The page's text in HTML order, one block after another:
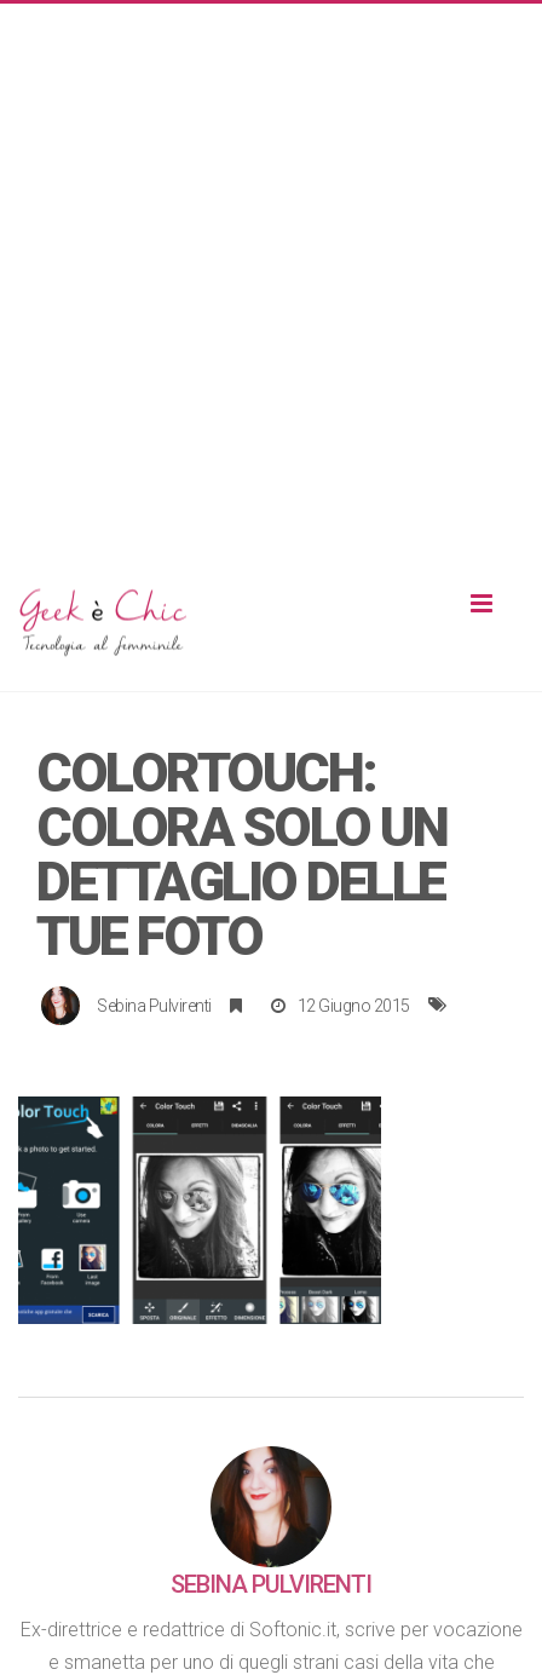
COLORTOUCH:
COLORA SOLO UN
DETTAGLIO DELLE
TUE FOTO
Sebina Pulvirenti 12 Giugno 2015
SEBINA PULVIRENTI
Ex-direttrice e redattrice di Softonic.it, scrive per vocazione
e smanetta per uno di quegli strani casi della vita che